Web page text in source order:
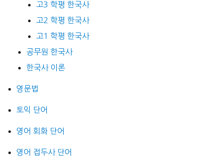
고3 학평 한국사
고2 학평 한국사
고1 학평 한국사
공무원 한국사
한국사 이론
영문법
토익 단어
영어 회화 단어
영어 접두사 단어